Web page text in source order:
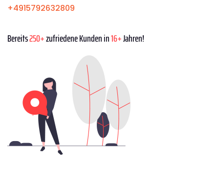
+4915792632809
Bereits250+zufriedene Kunden in16+Jahren!